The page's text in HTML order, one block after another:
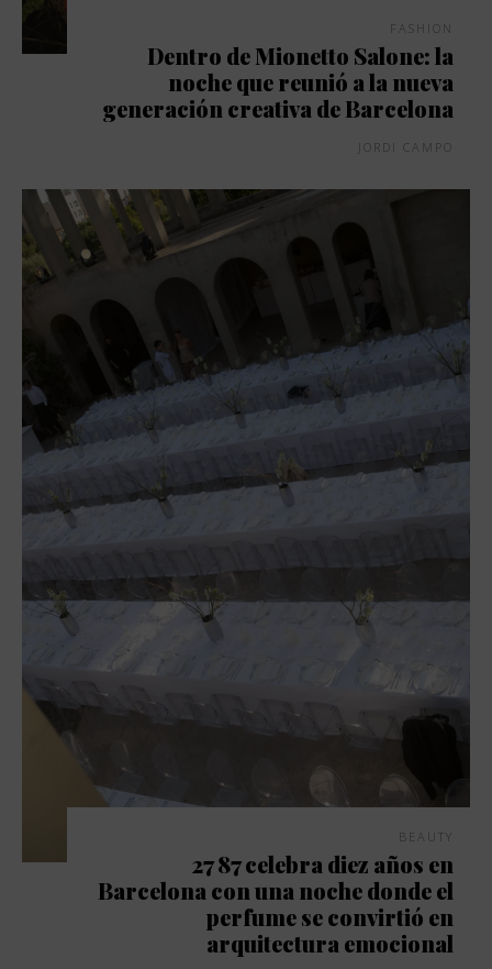
FASHION
Dentro de Mionetto Salone: la
noche que reunió a la nueva
generación creativa de Barcelona
JORDI CAMPO
BEAUTY
27 87 celebra diez años en
Barcelona con una noche donde el
perfume se convirtió en
arquitectura emocional